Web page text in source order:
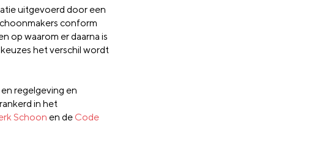
uitgevoerd door een
conform
op waarom er daarna is
het verschil wordt
regelgeving en
in het
Schoon en de Code